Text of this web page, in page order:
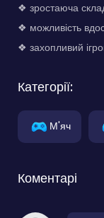
❖ зростаюча
❖ можливість
❖ захопливий
Категорії:
М'яч
Коментарі